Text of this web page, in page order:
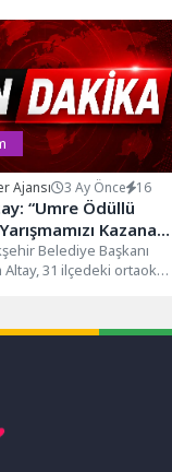
Ajansı 3 Ay Önce 16
“Umre Ödüllü
Kazanan
Anne-
Kutsal Topraklara
Belediye Başkanı
31 ilçedeki ortaokul